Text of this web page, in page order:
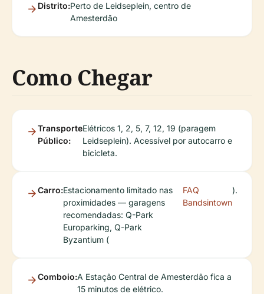
Distrito:Perto de Leidseplein, centro de
Amesterdão
Como Chegar
Transporte
Público:
Elétricos 1, 2, 5, 7, 12, 19 (paragem
Leidseplein). Acessível por autocarro e
bicicleta.
Carro:Estacionamento limitado nas
proximidades — garagens
recomendadas: Q-Park
Europarking, Q-Park
Byzantium (
FAQ
Bandsintown
).
Comboio:A Estação Central de Amesterdão fica a
15 minutos de elétrico.